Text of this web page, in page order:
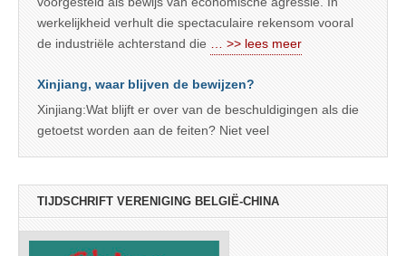
werkelijkheid verhult die spectaculaire rekensom vooral
de industriële achterstand die … >> lees meer
Xinjiang, waar blijven de bewijzen?
Xinjiang:Wat blijft er over van de beschuldigingen als die
getoetst worden aan de feiten? Niet veel
TIJDSCHRIFT VERENIGING BELGIË-CHINA